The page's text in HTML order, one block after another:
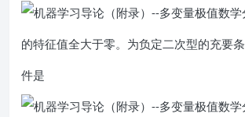
的特征值全大于零。为负定二次型的充要条
件是